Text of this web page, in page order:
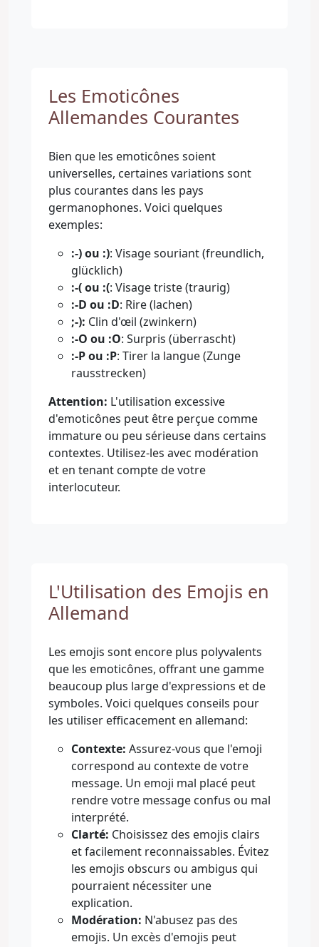
Les Emoticônes
Allemandes Courantes
Bien que les emoticônes soient
universelles, certaines variations sont
plus courantes dans les pays
germanophones. Voici quelques
exemples:
:-) ou :): Visage souriant (freundlich,
glücklich)
:-( ou :(: Visage triste (traurig)
:-D ou :D: Rire (lachen)
;-): Clin d'œil (zwinkern)
:-O ou :O: Surpris (überrascht)
:-P ou :P: Tirer la langue (Zunge
rausstrecken)
Attention: L'utilisation excessive
d'emoticônes peut être perçue comme
immature ou peu sérieuse dans certains
contextes. Utilisez-les avec modération
et en tenant compte de votre
interlocuteur.
L'Utilisation des Emojis en
Allemand
Les emojis sont encore plus polyvalents
que les emoticônes, offrant une gamme
beaucoup plus large d'expressions et de
symboles. Voici quelques conseils pour
les utiliser efficacement en allemand:
Contexte: Assurez-vous que l'emoji
correspond au contexte de votre
message. Un emoji mal placé peut
rendre votre message confus ou mal
interprété.
Clarté: Choisissez des emojis clairs
et facilement reconnaissables. Évitez
les emojis obscurs ou ambigus qui
pourraient nécessiter une
explication.
Modération: N'abusez pas des
emojis. Un excès d'emojis peut